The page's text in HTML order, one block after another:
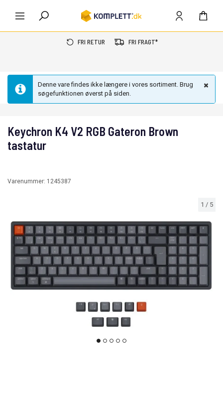
FRI RETUR FRI FRAGT*
Denne vare findes ikke længere i vores sortiment. Brug
søgefunktionen øverst på siden.
1 / 5
Keychron K4 V2 RGB Gateron Brown
tastatur
Varenummer: 1245387